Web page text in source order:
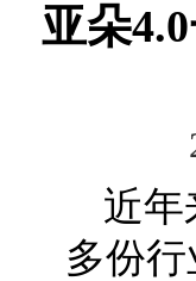
亚朵
近年
多份